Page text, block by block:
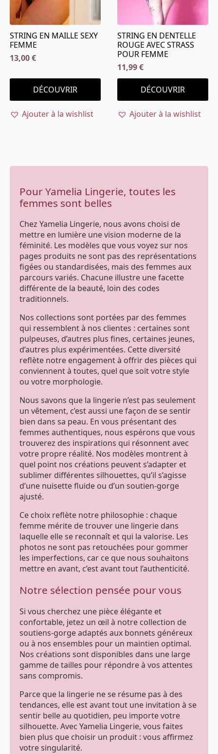
page
du
produit
produit
STRING EN MAILLE SEXY
FEMME
13,00€
DÉCOUVRIR
Ce
produit
a
plusieurs
être
sur
produit
Ajouter à la wishlist
STRING EN DENTELLE
ROUGE AVEC STRASS
POUR FEMME
11,99€
DÉCOUVRIR
Ce
produit
a
plusieurs
être
sur
du
produit
Ajouter à la wishlist
Pour Yamelia Lingerie, toutes les
femmes sont belles
Chez Yamelia Lingerie, nous avons choisi de
mettre en lumière une vision moderne de la
féminité. Les modèles que vous voyez sur nos
pages produits ne sont pas des représentations
figées ou standardisées, mais des femmes aux
parcours variés. Chacune illustre une facette
différente de la beauté, loin des codes
traditionnels.
Nos collections sont portées par des femmes
qui ressemblent à nos clientes : certaines sont
pulpeuses, d’autres plus fines, certaines jeunes,
d’autres plus expérimentées. Cette diversité
reflète notre engagement à offrir des pièces qui
conviennent à toutes, quel que soit votre style
ou votre morphologie.
Nous savons que la lingerie n’est pas seulement
un vêtement, c’est aussi une façon de se sentir
bien dans sa peau. En vous présentant des
femmes authentiques, nous espérons que vous
trouverez des inspirations qui résonnent avec
votre propre réalité. Nos modèles montrent à
quel point nos créations peuvent s’adapter et
sublimer différentes silhouettes, qu’il s’agisse
d’une nuisette fluide ou d’un soutien-gorge
ajusté.
Ce choix reflète notre philosophie : chaque
femme mérite de trouver une lingerie dans
laquelle elle se reconnaît et qui la valorise. Les
photos ne sont pas retouchées pour gommer
les imperfections, car ce que nous souhaitons
mettre en avant, c’est avant tout l’authenticité.
Notre sélection pensée pour vous
Si vous cherchez une pièce élégante et
confortable, jetez un œil à notre collection de
soutiens-gorge adaptés aux bonnets généreux
ou à nos ensembles pour un maintien optimal.
Nos créations sont disponibles dans une large
gamme de tailles pour répondre à vos attentes
sans compromis.
Parce que la lingerie ne se résume pas à des
tendances, elle est avant tout une invitation à se
sentir belle au quotidien, peu importe votre
silhouette. Avec Yamelia Lingerie, vous faites
bien plus que choisir un produit : vous affirmez
votre singularité.